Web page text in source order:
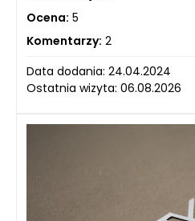
Ocena: 5
Komentarzy: 2
Data dodania: 24.04.2024
Ostatnia wizyta: 06.08.2026